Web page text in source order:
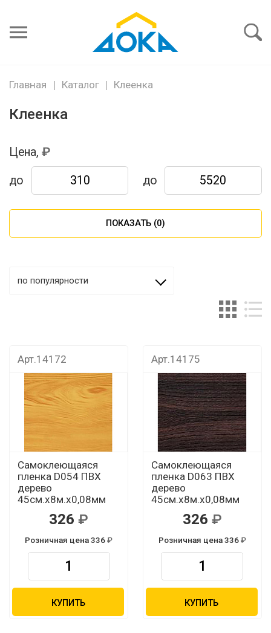
пароль
Главная Каталог Клеенка
Клеенка
Цена,
до до
ПОКАЗАТЬ (0)
по популярности
Арт.14172
Самоклеющаяся
пленка D054 ПВХ
дерево
45см.х8м.х0,08мм
326
Розничная цена 336
КУПИТЬ
Арт.14175
Самоклеющаяся
пленка D063 ПВХ
дерево
45см.х8м.х0,08мм
326
Розничная цена 336
КУПИТЬ